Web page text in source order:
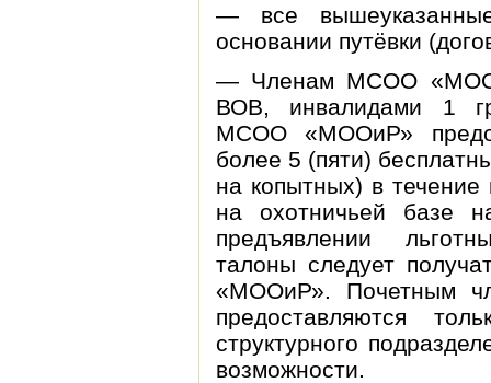
— все
основании путёвки
— Членам МСОО
ВОВ, инвалидами 1
МСОО «МООиР»
более 5 (пяти)
на копытных) в течение
на охотничьей базе
предъявлении
талоны следует
«МООиР». Почетным
предоставляются
структурного
возможности.